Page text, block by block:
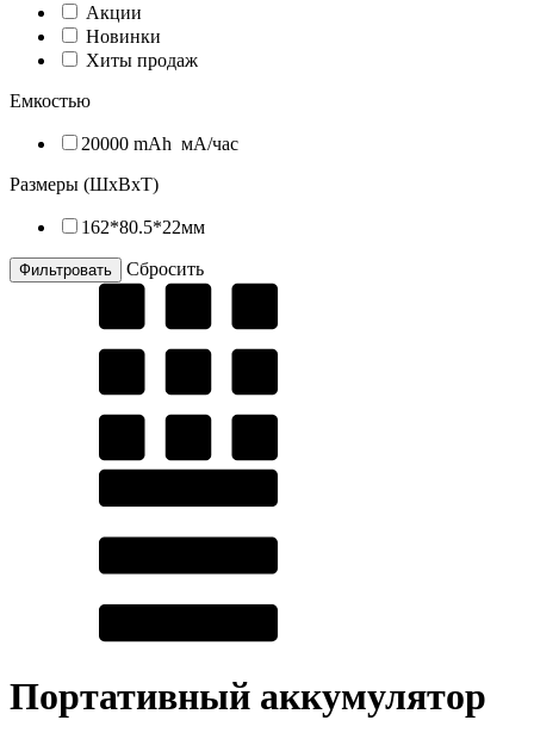
Акции
Новинки
Хиты продаж
Емкостью
20000 mAh мА/час
Размеры (ШxВxТ)
162*80.5*22мм
Cбросить
Портативный аккумулятор